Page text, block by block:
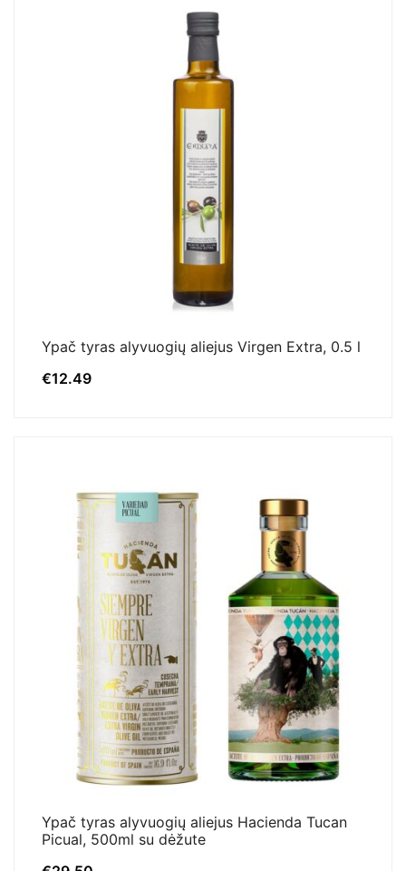
Ypač tyras alyvuogių aliejus Virgen Extra, 0.5 l
€12.49
Ypač tyras alyvuogių aliejus Hacienda Tucan
Picual, 500ml su dėžute